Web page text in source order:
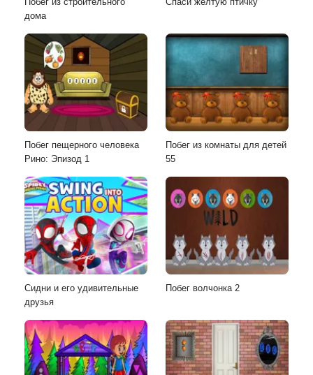
дома
Побег пещерного человека
Рино: Эпизод 1
Побег из комнаты для детей
55
Сидни и его удивительные
друзья
Побег волчонка 2